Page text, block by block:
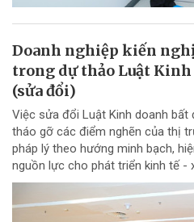
Doanh nghiệp kiến
trong dự thảo Luật Kinh
(sửa đổi)
Việc sửa đổi Luật Kinh doanh
tháo gỡ các điểm nghẽn của thị
pháp lý theo hướng minh bạch,
nguồn lực cho phát triển kinh tế -